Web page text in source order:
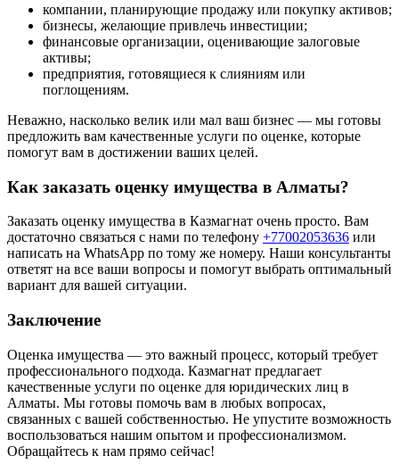
компании, планирующие продажу или покупку активов;
бизнесы, желающие привлечь инвестиции;
финансовые организации, оценивающие залоговые
активы;
предприятия, готовящиеся к слияниям или
поглощениям.
Неважно, насколько велик или мал ваш бизнес — мы готовы
предложить вам качественные услуги по оценке, которые
помогут вам в достижении ваших целей.
Как заказать оценку имущества в Алматы?
Заказать оценку имущества в Казмагнат очень просто. Вам
достаточно связаться с нами по телефону +77002053636 или
написать на WhatsApp по тому же номеру. Наши консультанты
ответят на все ваши вопросы и помогут выбрать оптимальный
вариант для вашей ситуации.
Заключение
Оценка имущества — это важный процесс, который требует
профессионального подхода. Казмагнат предлагает
качественные услуги по оценке для юридических лиц в
Алматы. Мы готовы помочь вам в любых вопросах,
связанных с вашей собственностью. Не упустите возможность
воспользоваться нашим опытом и профессионализмом.
Обращайтесь к нам прямо сейчас!